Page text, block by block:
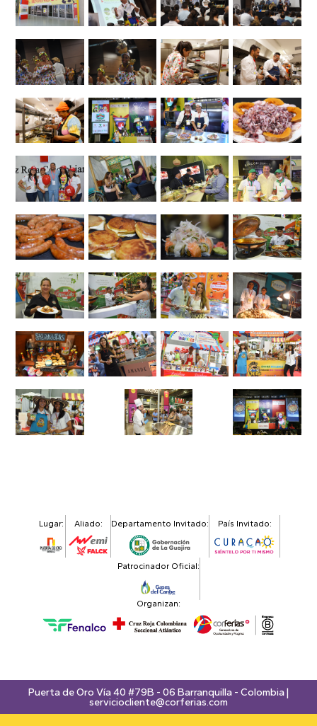
Lugar: Aliado: Departamento Invitado: País Invitado:
Patrocinador Oficial:
Organizan:
Puerta de Oro Vía 40 #79B - 06 Barranquilla - Colombia |
serviciocliente@corferias.com